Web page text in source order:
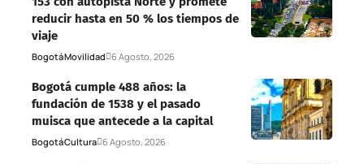
reducir hasta en 50 % los tiempos de
viaje
BogotáMovilidad 6 Agosto, 2026
Bogotá cumple 488 años: la
fundación de 1538 y el pasado
muisca que antecede a la capital
BogotáCultura 6 Agosto, 2026